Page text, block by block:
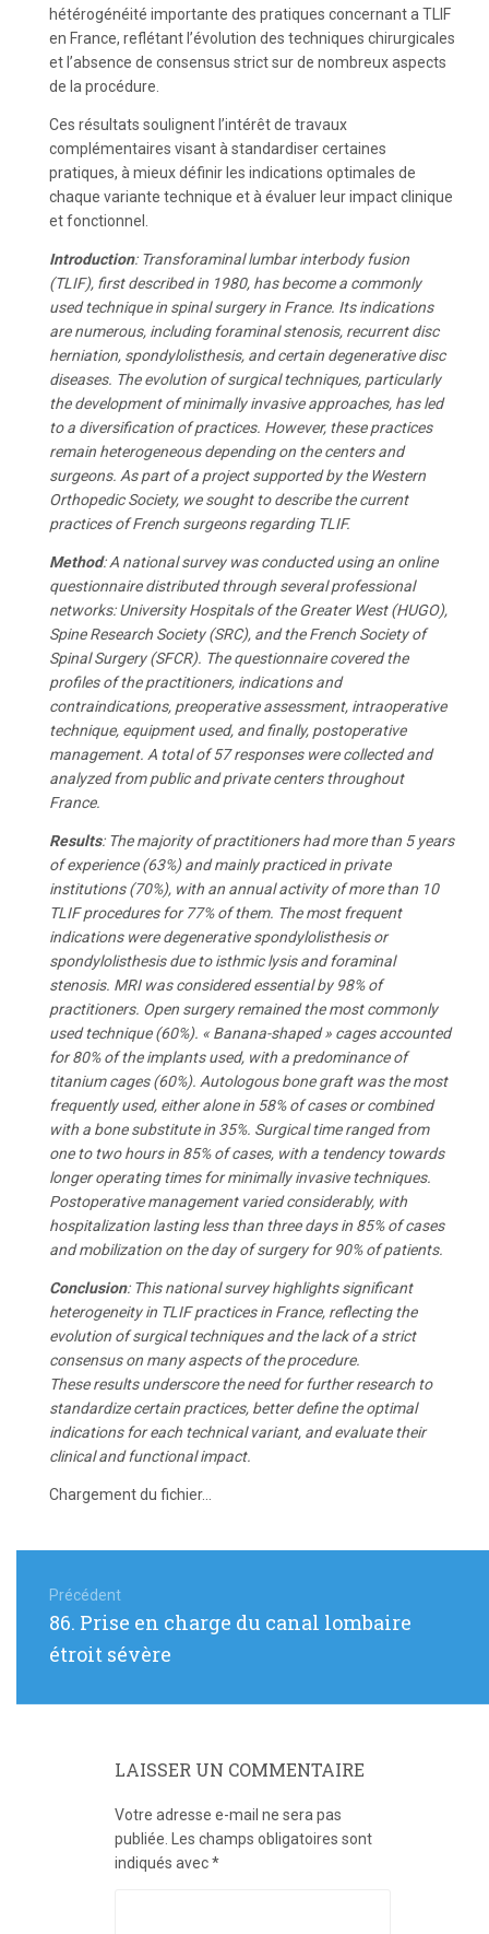
hétérogénéité importante des pratiques concernant a TLIF
en France, reflétant l’évolution des techniques chirurgicales
et l’absence de consensus strict sur de nombreux aspects
de la procédure.
Ces résultats soulignent l’intérêt de travaux
complémentaires visant à standardiser certaines
pratiques, à mieux définir les indications optimales de
chaque variante technique et à évaluer leur impact clinique
et fonctionnel.
Introduction: Transforaminal lumbar interbody fusion
(TLIF), first described in 1980, has become a commonly
used technique in spinal surgery in France. Its indications
are numerous, including foraminal stenosis, recurrent disc
herniation, spondylolisthesis, and certain degenerative disc
diseases. The evolution of surgical techniques, particularly
the development of minimally invasive approaches, has led
to a diversification of practices. However, these practices
remain heterogeneous depending on the centers and
surgeons. As part of a project supported by the Western
Orthopedic Society, we sought to describe the current
practices of French surgeons regarding TLIF.
Method: A national survey was conducted using an online
questionnaire distributed through several professional
networks: University Hospitals of the Greater West (HUGO),
Spine Research Society (SRC), and the French Society of
Spinal Surgery (SFCR). The questionnaire covered the
profiles of the practitioners, indications and
contraindications, preoperative assessment, intraoperative
technique, equipment used, and finally, postoperative
management. A total of 57 responses were collected and
analyzed from public and private centers throughout
France.
Results: The majority of practitioners had more than 5 years
of experience (63%) and mainly practiced in private
institutions (70%), with an annual activity of more than 10
TLIF procedures for 77% of them. The most frequent
indications were degenerative spondylolisthesis or
spondylolisthesis due to isthmic lysis and foraminal
stenosis. MRI was considered essential by 98% of
practitioners. Open surgery remained the most commonly
used technique (60%). « Banana-shaped » cages accounted
for 80% of the implants used, with a predominance of
titanium cages (60%). Autologous bone graft was the most
frequently used, either alone in 58% of cases or combined
with a bone substitute in 35%. Surgical time ranged from
one to two hours in 85% of cases, with a tendency towards
longer operating times for minimally invasive techniques.
Postoperative management varied considerably, with
hospitalization lasting less than three days in 85% of cases
and mobilization on the day of surgery for 90% of patients.
Conclusion: This national survey highlights significant
heterogeneity in TLIF practices in France, reflecting the
evolution of surgical techniques and the lack of a strict
consensus on many aspects of the procedure.
These results underscore the need for further research to
standardize certain practices, better define the optimal
indications for each technical variant, and evaluate their
clinical and functional impact.
Chargement du fichier...
de
l’article
Précédent
Article
86. Prise en charge du canal lombaire
étroit sévère
LAISSER UN COMMENTAIRE
Votre adresse e-mail ne sera pas
publiée.
Les champs obligatoires sont
indiqués avec*